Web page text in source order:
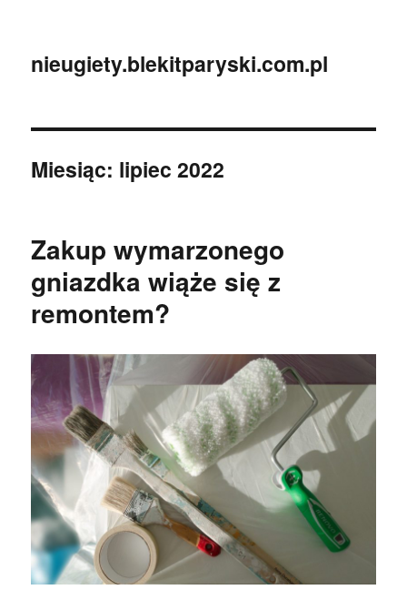
nieugiety.blekitparyski.com.pl
Miesiąc: lipiec 2022
Zakup wymarzonego
gniazdka wiąże się z
remontem?